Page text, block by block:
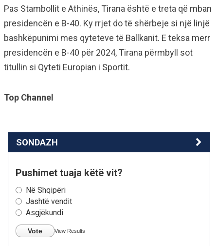
Pas Stambollit e Athinës, Tirana është e treta që mban
presidencën e B-40. Ky rrjet do të shërbeje si një linjë
bashkëpunimi mes qyteteve të Ballkanit. E teksa merr
presidencën e B-40 për 2024, Tirana përmbyll sot
titullin si Qyteti Europian i Sportit.
Top Channel
SONDAZH
Pushimet tuaja këtë vit?
Në Shqipëri
Jashtë vendit
Asgjëkundi
Vote View Results